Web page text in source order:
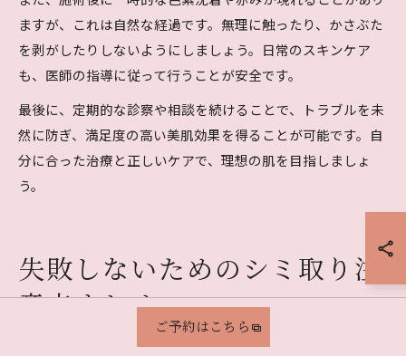
ますが、これは自然な経過です。無理に触ったり、かさぶた
を剥がしたりしないようにしましょう。日常のスキンケア
も、医師の指導に従って行うことが安全です。
最後に、定期的な診察や相談を続けることで、トラブルを未
然に防ぎ、満足度の高い美肌効果を得ることが可能です。自
分に合った治療と正しいケアで、理想の肌を目指しましょ
う。
失敗しないためのシミ取り注
意点まとめ
ご予約はこちら